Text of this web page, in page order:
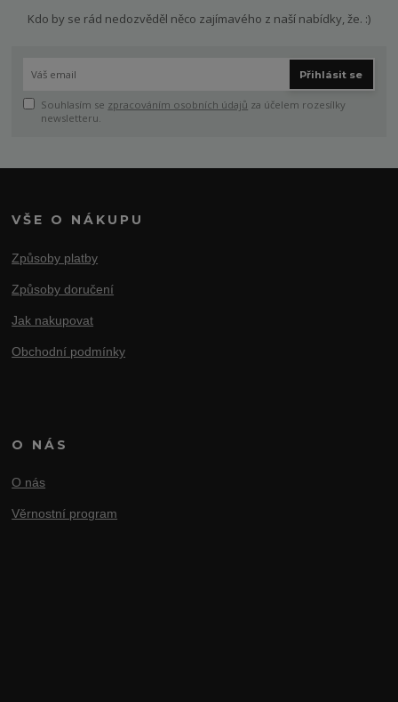
Kdo by se rád nedozvěděl něco zajímavého z naší nabídky, že. :)
Přihlásit se
Souhlasím se zpracováním osobních údajů za účelem rozesílky
newsletteru.
VŠE O NÁKUPU
Způsoby platby
Způsoby doručení
Jak nakupovat
Obchodní podmínky
O NÁS
O nás
Věrnostní program